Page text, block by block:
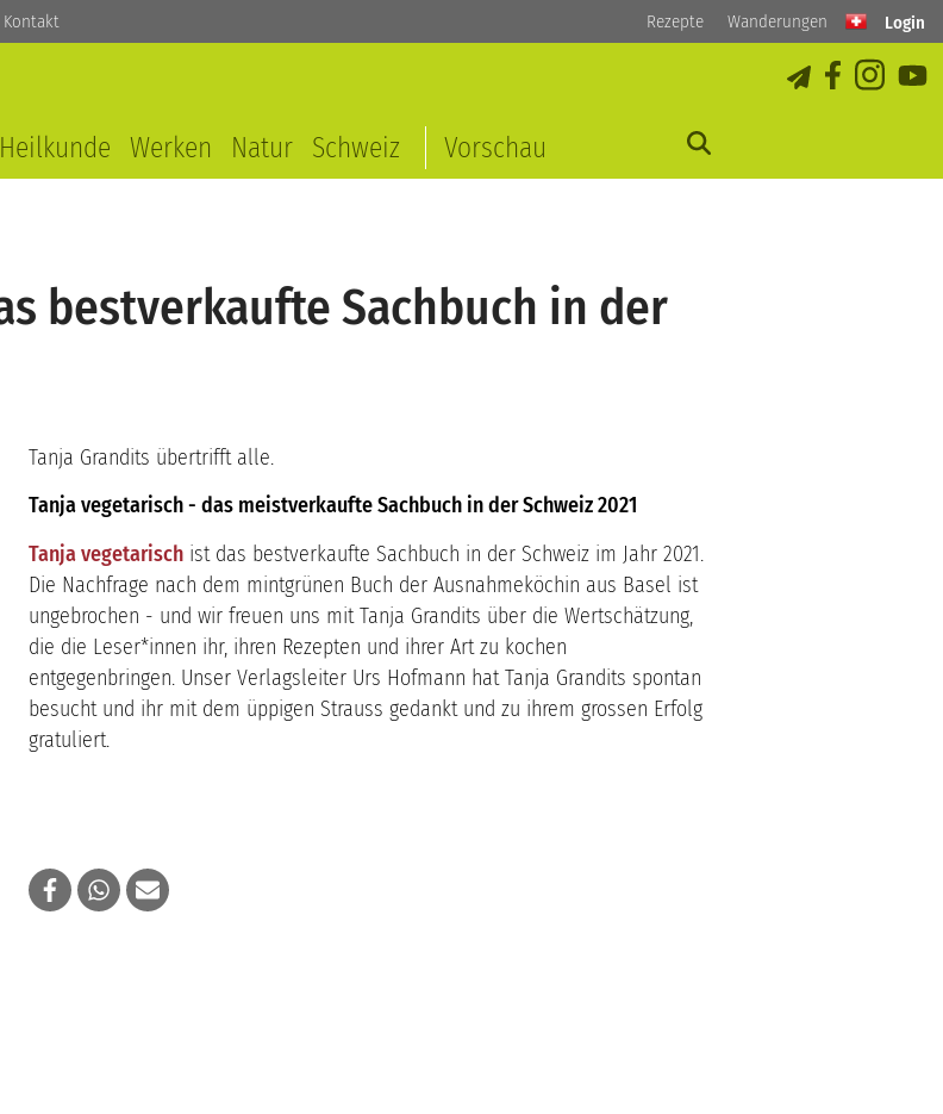
Kontakt Rezepte Wanderungen Login
Heilkunde Werken Natur Schweiz Vorschau
bestverkaufte Sachbuch in der
Tanja Grandits übertrifft alle.
Tanja vegetarisch - das meistverkaufte Sachbuch in der Schweiz 2021
Tanja vegetarisch ist das bestverkaufte Sachbuch in der Schweiz im Jahr 2021.
Die Nachfrage nach dem mintgrünen Buch der Ausnahmeköchin aus Basel ist
ungebrochen - und wir freuen uns mit Tanja Grandits über die Wertschätzung,
die die Leser*innen ihr, ihren Rezepten und ihrer Art zu kochen
entgegenbringen. Unser Verlagsleiter Urs Hofmann hat Tanja Grandits spontan
besucht und ihr mit dem üppigen Strauss gedankt und zu ihrem grossen Erfolg
gratuliert.